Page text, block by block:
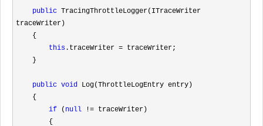
public TracingThrottleLogger(ITraceWriter
traceWriter)
this .traceWriter = traceWriter;
public void Log(ThrottleLogEntry entry)
if ( null != traceWriter)